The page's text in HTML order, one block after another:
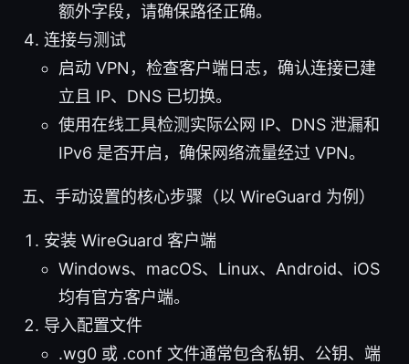
额外字段，请确保路径正确。
连接与测试
启动 VPN，检查客户端日志，确认连接已建
立且 IP、DNS 已切换。
使用在线工具检测实际公网 IP、DNS 泄漏和
IPv6 是否开启，确保网络流量经过 VPN。
五、手动设置的核心步骤（以 WireGuard 为例）
安装 WireGuard 客户端
Windows、macOS、Linux、Android、iOS
均有官方客户端。
导入配置文件
.wg0 或 .conf 文件通常包含私钥、公钥、端